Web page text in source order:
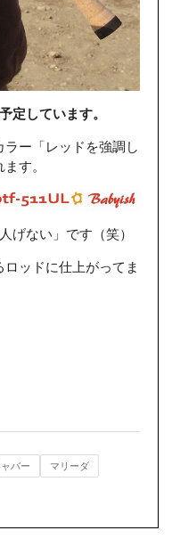
定しています。
ー「レッドを強調し
す。
ない」です（笑）
ッドに仕上がってま
バー マリーダ